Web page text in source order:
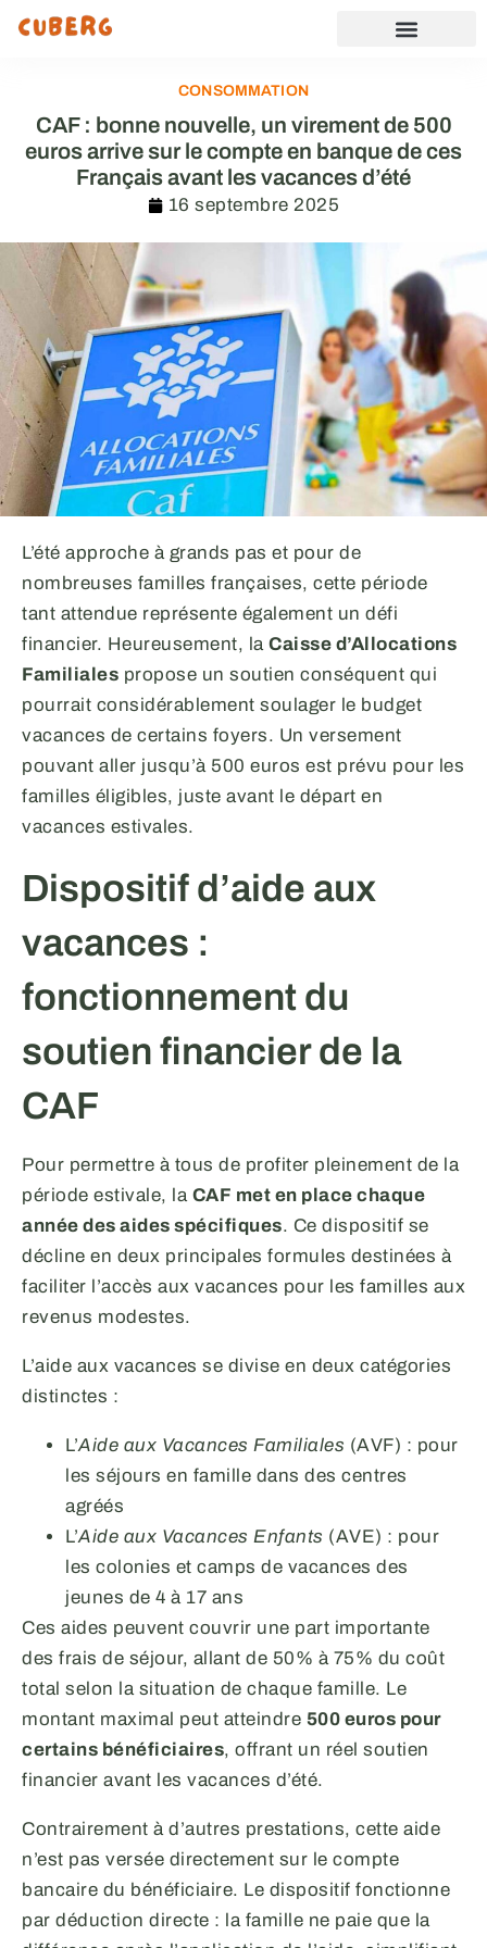
CONSOMMATION
CAF : bonne nouvelle, un virement de 500
euros arrive sur le compte en banque de ces
Français avant les vacances d’été
16 septembre 2025
L’été approche à grands pas et pour de
nombreuses familles françaises, cette période
tant attendue représente également un défi
financier. Heureusement, la Caisse d’Allocations
Familiales propose un soutien conséquent qui
pourrait considérablement soulager le budget
vacances de certains foyers. Un versement
pouvant aller jusqu’à 500 euros est prévu pour les
familles éligibles, juste avant le départ en
vacances estivales.
Dispositif d’aide aux
vacances :
fonctionnement du
soutien financier de la
CAF
Pour permettre à tous de profiter pleinement de la
période estivale, la CAF met en place chaque
année des aides spécifiques. Ce dispositif se
décline en deux principales formules destinées à
faciliter l’accès aux vacances pour les familles aux
revenus modestes.
L’aide aux vacances se divise en deux catégories
distinctes :
L’Aide aux Vacances Familiales (AVF) : pour
les séjours en famille dans des centres
agréés
L’Aide aux Vacances Enfants (AVE) : pour
les colonies et camps de vacances des
jeunes de 4 à 17 ans
Ces aides peuvent couvrir une part importante
des frais de séjour, allant de 50% à 75% du coût
total selon la situation de chaque famille. Le
montant maximal peut atteindre 500 euros pour
certains bénéficiaires, offrant un réel soutien
financier avant les vacances d’été.
Contrairement à d’autres prestations, cette aide
n’est pas versée directement sur le compte
bancaire du bénéficiaire. Le dispositif fonctionne
par déduction directe : la famille ne paie que la